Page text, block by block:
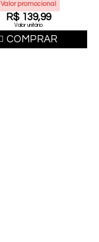
Valor promocional
R$ 139,99
Valor unitário
COMPRAR